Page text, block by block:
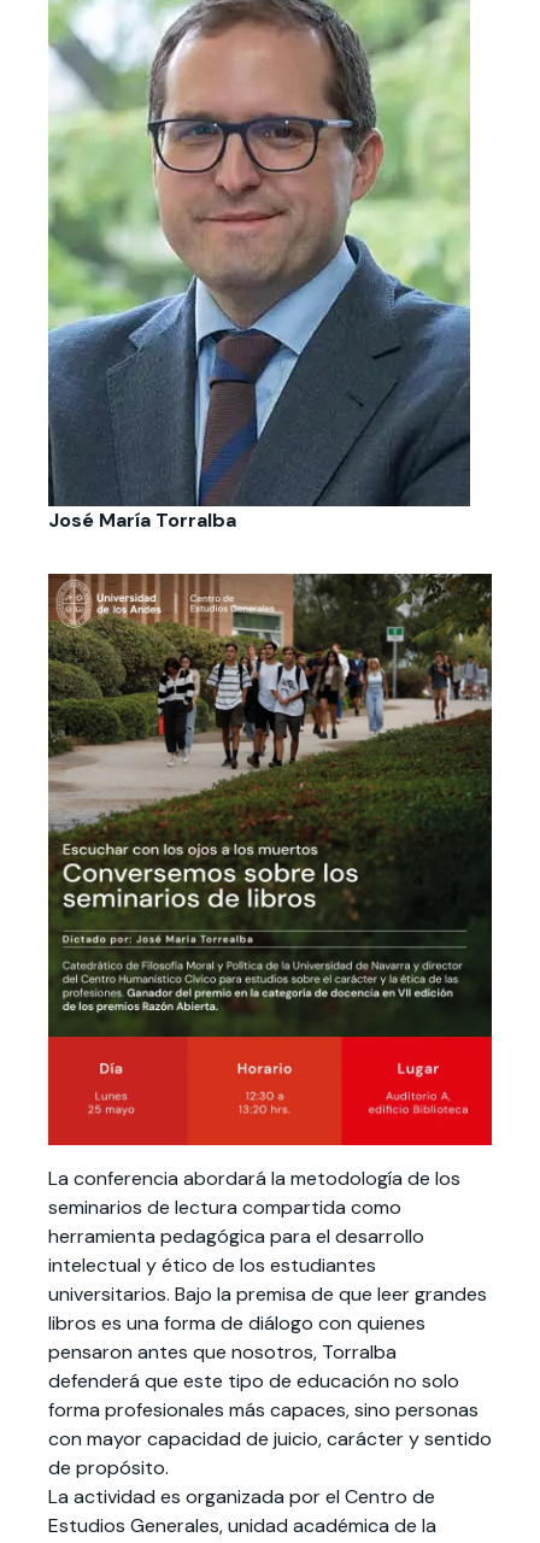
José María Torralba
La conferencia abordará la metodología de los
seminarios de lectura compartida como
herramienta pedagógica para el desarrollo
intelectual y ético de los estudiantes
universitarios. Bajo la premisa de que leer grandes
libros es una forma de diálogo con quienes
pensaron antes que nosotros, Torralba
defenderá que este tipo de educación no solo
forma profesionales más capaces, sino personas
con mayor capacidad de juicio, carácter y sentido
de propósito.
La actividad es organizada por el Centro de
Estudios Generales, unidad académica de la